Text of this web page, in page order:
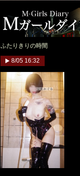
ふたりきりの時間
8/05 16:32